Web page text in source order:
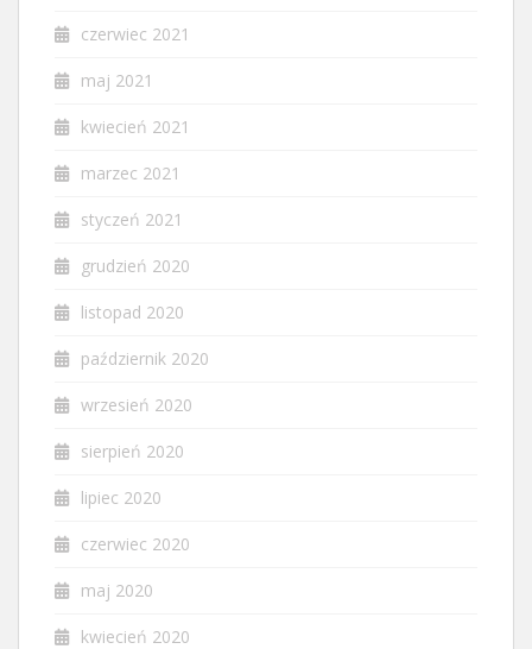
czerwiec 2021
maj 2021
kwiecień 2021
marzec 2021
styczeń 2021
grudzień 2020
listopad 2020
październik 2020
wrzesień 2020
sierpień 2020
lipiec 2020
czerwiec 2020
maj 2020
kwiecień 2020